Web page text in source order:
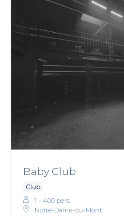
Baby Club
Club
1 - 400 pers.
Notre-Dame-du-Mont